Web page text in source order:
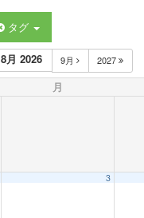
タグ
8月 2026 9月 2027
月
3